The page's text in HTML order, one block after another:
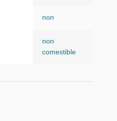
non
non
comestible